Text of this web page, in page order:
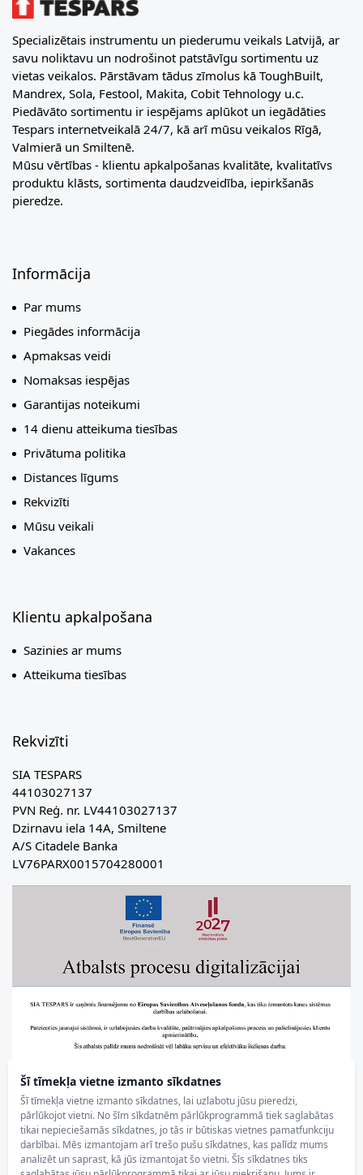
Šī tīmekļa vietne izmanto sīkdatnes
Šī tīmekļa vietne izmanto sīkdatnes, lai uzlabotu jūsu pieredzi,
pārlūkojot vietni. No šīm sīkdatnēm pārlūkprogrammā tiek saglabātas
tikai nepieciešamās sīkdatnes, jo tās ir būtiskas vietnes pamatfunkciju
darbībai. Mēs izmantojam arī trešo pušu sīkdatnes, kas palīdz mums
analizēt un saprast, kā jūs izmantojat šo vietni. Šīs sīkdatnes tiks
Specializētais instrumentu un piederumu veikals Latvijā, ar
savu noliktavu un nodrošinot patstāvīgu sortimentu uz
vietas veikalos. Pārstāvam tādus zīmolus kā ToughBuilt,
Mandrex, Sola, Festool, Makita, Cobit Tehnology u.c.
Piedāvāto sortimentu ir iespējams aplūkot un iegādāties
Tespars internetveikalā 24/7, kā arī mūsu veikalos Rīgā,
Valmierā un Smiltenē.
Mūsu vērtības - klientu apkalpošanas kvalitāte, kvalitatīvs
produktu klāsts, sortimenta daudzveidība, iepirkšanās
pieredze.
Informācija
Par mums
Piegādes informācija
Apmaksas veidi
Nomaksas iespējas
Garantijas noteikumi
14 dienu atteikuma tiesības
Privātuma politika
Distances līgums
Rekvizīti
Mūsu veikali
Vakances
Klientu apkalpošana
Sazinies ar mums
Atteikuma tiesības
Rekvizīti
SIA TESPARS
44103027137
PVN Reģ. nr. LV44103027137
Dzirnavu iela 14A, Smiltene
A/S Citadele Banka
LV76PARX0015704280001